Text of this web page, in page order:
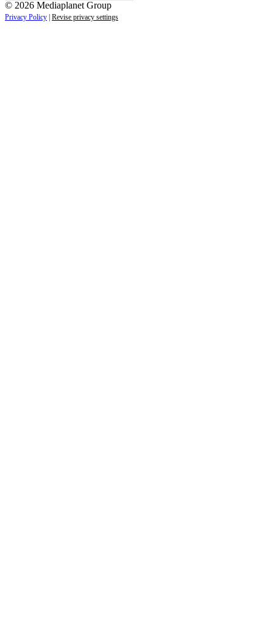
© 2026 Mediaplanet Group
Privacy Policy Revise privacy settings